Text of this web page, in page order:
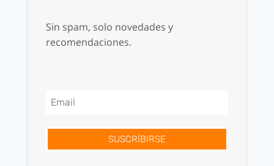
Sin spam, solo novedades y
recomendaciones.
SUSCRÍBIRSE